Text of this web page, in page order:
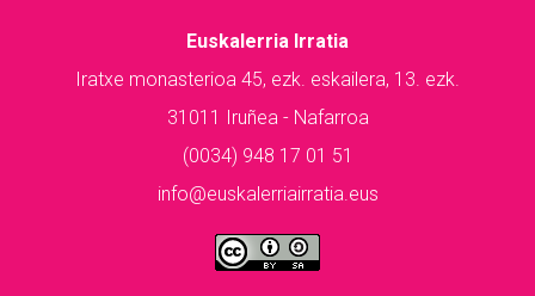
Euskalerria Irratia
Iratxe monasterioa 45, ezk. eskailera, 13. ezk.
31011 Iruñea - Nafarroa
(0034) 948 17 01 51
info@euskalerriairratia.eus